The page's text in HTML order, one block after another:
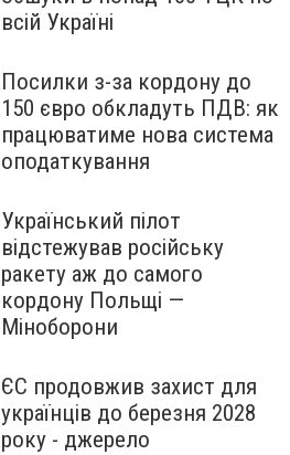
всій Україні
Посилки з-за кордону до
150 євро обкладуть ПДВ: як
працюватиме нова система
оподаткування
Український пілот
відстежував російську
ракету аж до самого
кордону Польщі —
Міноборони
ЄС продовжив захист для
українців до березня 2028
року - джерело